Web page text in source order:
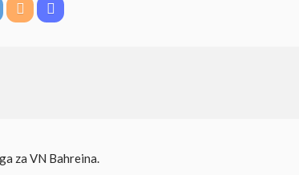
za VN Bahreina.